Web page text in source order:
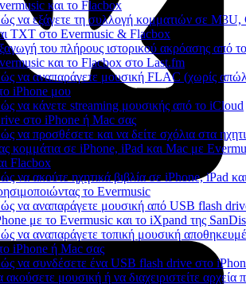
και το Flacbox
να εξάγετε τη συλλογή κομματιών σε M3U,
TXT στο Evermusic & Flacbox
του πλήρους ιστορικού ακρόασης από το
και το Flacbox στο Last.fm
να αναπαράγετε μουσική FLAC (χωρίς
iPhone μου
να κάνετε streaming μουσικής από το iCloud
στο iPhone ή Mac σας
να προσθέσετε και να δείτε σχόλια στα
κομμάτια σε iPhone, iPad και Mac με
Flacbox
να ακούτε ηχητικά βιβλία σε iPhone, iPad
το Evermusic
να αναπαράγετε μουσική από USB flash
με το Evermusic και το iXpand της
να αναπαράγετε τοπική μουσική
iPhone ή Mac σας
να συνδέσετε ένα USB flash drive στο
ακούσετε μουσική ή να διαχειριστείτε αρχεία